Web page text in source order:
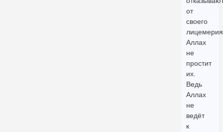
от
своего
Аллах
не
простит
их.
Ведь
Аллах
не
ведёт
к